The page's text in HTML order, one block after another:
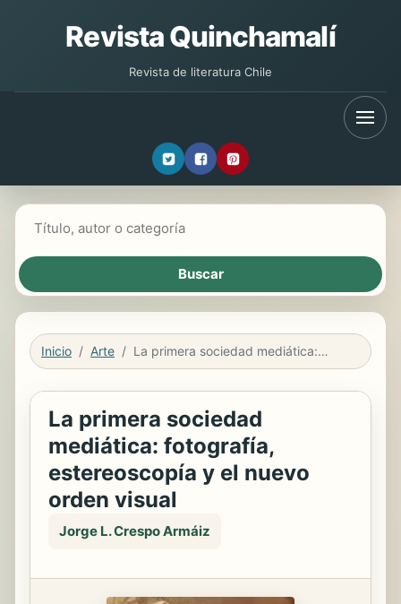
Revista Quinchamalí
Revista de literatura Chile
Inicio Arte La primera sociedad mediática: fotografía, estereoscopía y el nuevo orden visual
La primera sociedad
mediática: fotografía,
estereoscopía y el nuevo
orden visual
Jorge L. Crespo Armáiz